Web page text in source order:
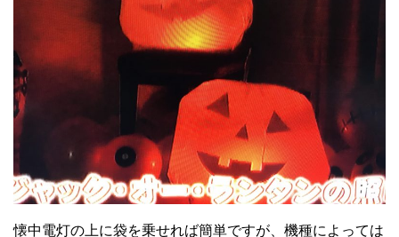
懐中電灯の上に袋を乗せれば簡単ですが、機種によっては